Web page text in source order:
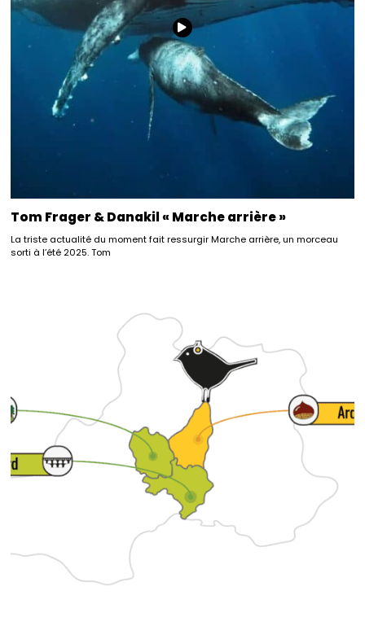
Tom Frager & Danakil « Marche arrière »
La triste actualité du moment fait ressurgir Marche arrière, un morceau
sorti à l’été 2025. Tom